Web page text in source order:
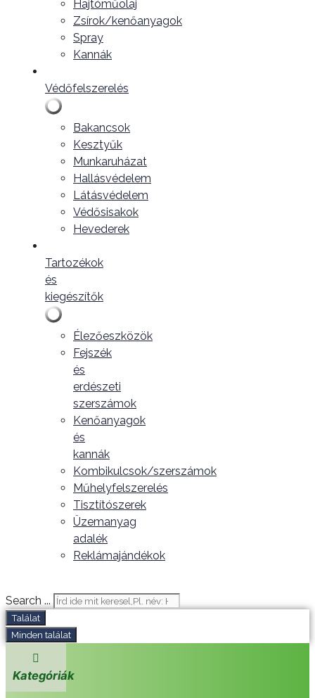
Hajtóműolaj
Zsírok/kenőanyagok
Spray
Kannák
Védőfelszerelés
Bakancsok
Kesztyűk
Munkaruházat
Hallásvédelem
Látásvédelem
Védősisakok
Hevederek
Tartozékok
és
kiegészítők
Élezőeszközök
Fejszék
és
erdészeti
szerszámok
Kenőanyagok
és
kannák
Kombikulcsok/szerszámok
Műhelyfelszerelés
Tisztítószerek
Üzemanyag
adalék
Reklámajándékok
Search ...
Találat
Minden találat
Kategóriák